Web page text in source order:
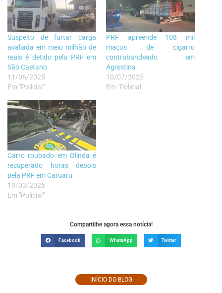
Suspeito de furtar carga
avaliada em meio milhão de
reais é detido pela PRF em
São Caetano
11/06/2025
Em "Policial"
PRF apreende 108 mil
maços de cigarro
contrabandeado em
Agrestina
10/07/2025
Em "Policial"
Carro roubado em Olinda é
recuperado horas depois
pela PRF em Caruaru
19/03/2026
Em "Policial"
Compartilhe agora essa notícia!
Facebook WhatsApp Twitter
INÍCIO DO BLOG